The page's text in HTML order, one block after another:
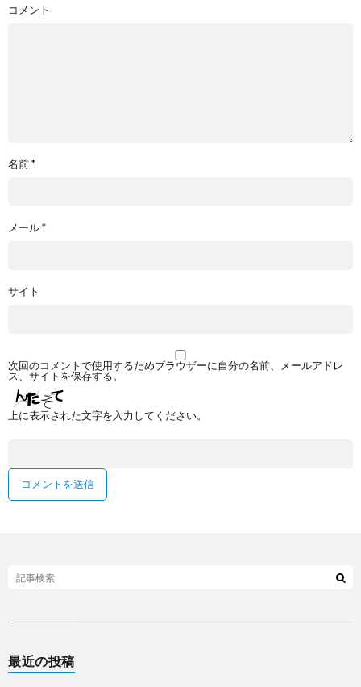
コメント
名前*
メール*
サイト
次回のコメントで使用するためブラウザーに自分の名前、メールアドレ
ス、サイトを保存する。
上に表示された文字を入力してください。
最近の投稿